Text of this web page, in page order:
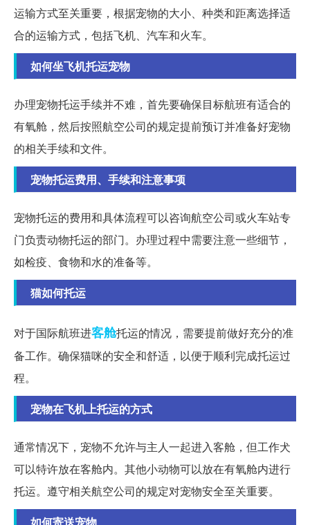
运输方式至关重要，根据宠物的大小、种类和距离选择适
合的运输方式，包括飞机、汽车和火车。
如何坐飞机托运宠物
办理宠物托运手续并不难，首先要确保目标航班有适合的
有氧舱，然后按照航空公司的规定提前预订并准备好宠物
的相关手续和文件。
宠物托运费用、手续和注意事项
宠物托运的费用和具体流程可以咨询航空公司或火车站专
门负责动物托运的部门。办理过程中需要注意一些细节，
如检疫、食物和水的准备等。
猫如何托运
对于国际航班进客舱托运的情况，需要提前做好充分的准
备工作。确保猫咪的安全和舒适，以便于顺利完成托运过
程。
宠物在飞机上托运的方式
通常情况下，宠物不允许与主人一起进入客舱，但工作犬
可以特许放在客舱内。其他小动物可以放在有氧舱内进行
托运。遵守相关航空公司的规定对宠物安全至关重要。